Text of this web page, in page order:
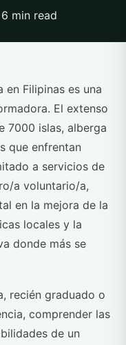
min read
Filipinas es una
El extenso
7000 islas, alberga
que enfrentan
a servicios de
a voluntario/a,
en la mejora de la
locales y la
donde más se
recién graduado o
comprender las
de un